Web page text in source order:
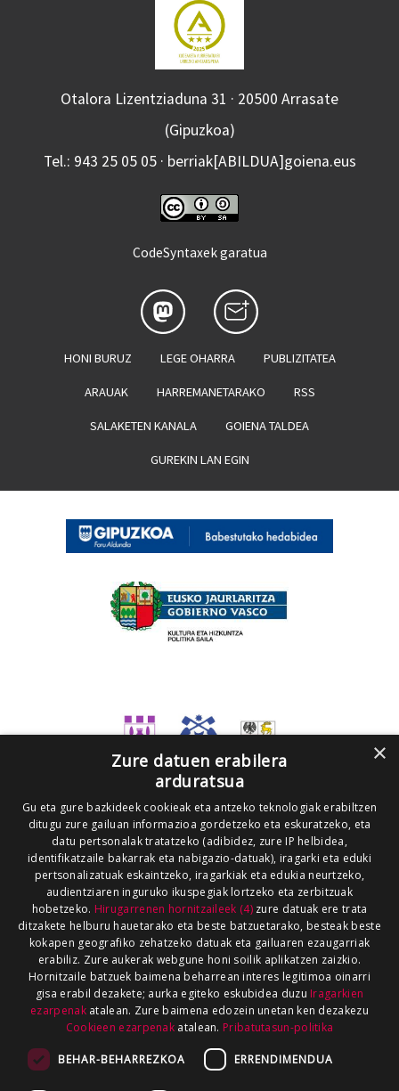
Otalora Lizentziaduna 31 · 20500 Arrasate
(Gipuzkoa)
Tel.: 943 25 05 05 · berriak[ABILDUA]goiena.eus
CodeSyntaxek garatua
HONI BURUZ LEGE OHARRA PUBLIZITATEA
ARAUAK HARREMANETARAKO RSS
SALAKETEN KANALA GOIENA TALDEA
GUREKIN LAN EGIN
×
Zure datuen erabilera
arduratsua
Gu eta gure bazkideek cookieak eta antzeko teknologiak erabiltzen
ditugu zure gailuan informazioa gordetzeko eta eskuratzeko, eta
datu pertsonalak tratatzeko (adibidez, zure IP helbidea,
identifikatzaile bakarrak eta nabigazio-datuak), iragarki eta eduki
pertsonalizatuak eskaintzeko, iragarkiak eta edukia neurtzeko,
audientziaren inguruko ikuspegiak lortzeko eta zerbitzuak
hobetzeko. Hirugarrenen hornitzaileek (4)zure datuak ere trata
ditzakete helburu hauetarako eta beste batzuetarako, besteak beste
kokapen geografiko zehatzeko datuak eta gailuaren ezaugarriak
erabiliz. Zure aukerak webgune honi soilik aplikatzen zaizkio.
Hornitzaile batzuek baimena beharrean interes legitimoa oinarri
gisa erabil dezakete; aurka egiteko eskubidea duzu Iragarkien
ezarpenakatalean. Zure baimena edozein unetan ken dezakezu
Cookieen ezarpenak atalean. Pribatutasun-politika
BEHAR-BEHARREZKOA ERRENDIMENDUA